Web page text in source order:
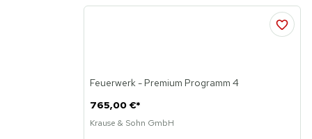
Feuerwerk - Premium Programm 4
765,00 €*
Krause & Sohn GmbH